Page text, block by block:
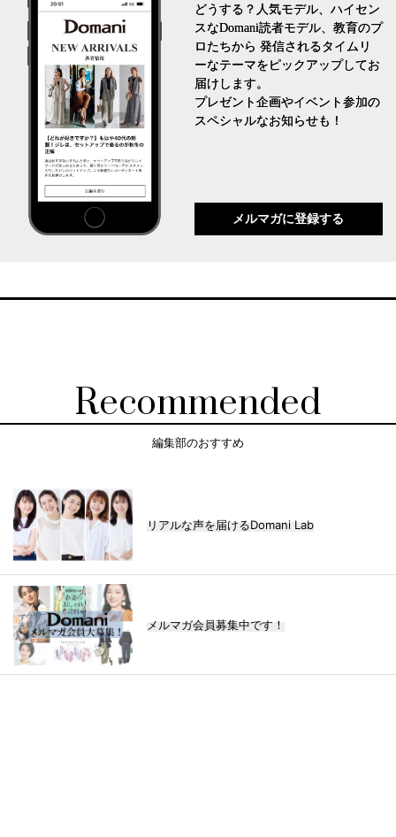
どうする？人気モデル、ハイセン
スなDomani読者モデル、教育のプ
ロたちから 発信されるタイムリ
ーなテーマをピックアップしてお
届けします。
プレゼント企画やイベント参加の
スペシャルなお知らせも！
メルマガに登録する
Recommended
編集部のおすすめ
リアルな声を届けるDomani Lab
メルマガ会員募集中です！